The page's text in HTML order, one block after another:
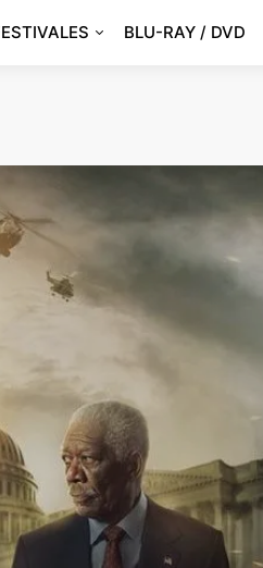
BLU-RAY / DVD